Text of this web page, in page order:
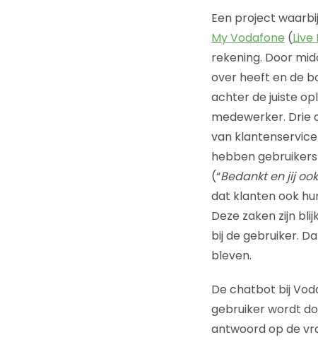
Een project
My Vodafone (
rekening. Door
over heeft en de
achter de juiste
medewerker. Drie
van
hebben
(“Bedankt en jij
dat klanten ook
Deze zaken zijn
bij de gebruiker.
bleven.
De chatbot bij
gebruiker wordt
antwoord op de